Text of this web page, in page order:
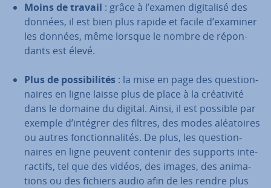
Moins de travail : grâce à l’examen di­gi­ta­lisé des
données, il est bien plus rapide et facile d’examiner
les données, même lorsque le nombre de ré­pon­
dants est élevé.
Plus de pos­si­bi­li­tés : la mise en page des ques­tion­
naires en ligne laisse plus de place à la créa­ti­vité
dans le domaine du digital. Ainsi, il est possible par
exemple d’intégrer des filtres, des modes aléa­toires
ou autres fonc­tion­na­li­tés. De plus, les ques­tion­
naires en ligne peuvent contenir des supports in­te­
rac­tifs, tel que des vidéos, des images, des ani­ma­
tions ou des fichiers audio afin de les rendre plus